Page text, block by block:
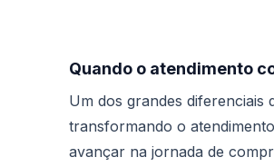
Quando o atendimento
Um dos grandes diferenciais
transformando o
avançar na jornada de